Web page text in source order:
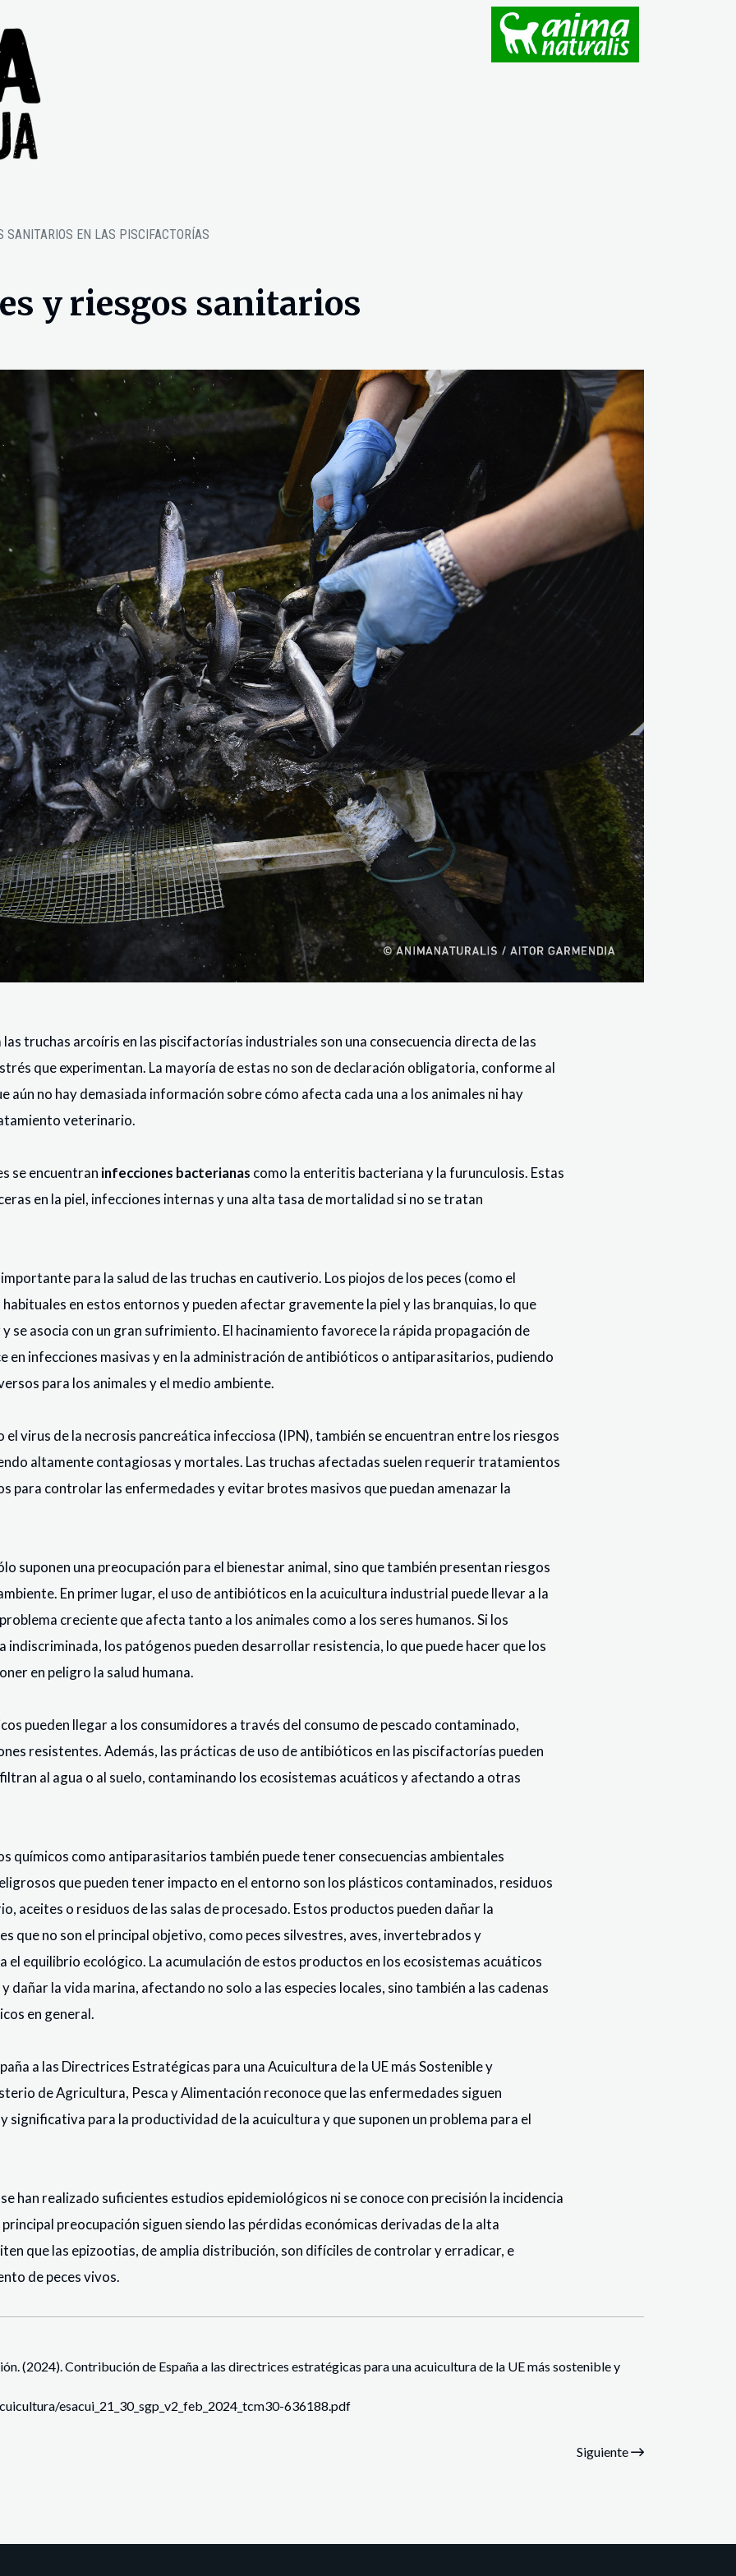
SANITARIOS EN LAS PISCIFACTORÍAS
y riesgos sanitarios
truchas arcoíris en las piscifactorías industriales son una consecuencia directa de las
que experimentan. La mayoría de estas no son de declaración obligatoria, conforme al
no hay demasiada información sobre cómo afecta cada una a los animales ni hay
veterinario.
se encuentran infecciones bacterianas como la enteritis bacteriana y la furunculosis. Estas
en la piel, infecciones internas y una alta tasa de mortalidad si no se tratan
para la salud de las truchas en cautiverio. Los piojos de los peces (como el
en estos entornos y pueden afectar gravemente la piel y las branquias, lo que
se asocia con un gran sufrimiento. El hacinamiento favorece la rápida propagación de
en infecciones masivas y en la administración de antibióticos o antiparasitarios, pudiendo
para los animales y el medio ambiente.
el virus de la necrosis pancreática infecciosa (IPN), también se encuentran entre los riesgos
altamente contagiosas y mortales. Las truchas afectadas suelen requerir tratamientos
para controlar las enfermedades y evitar brotes masivos que puedan amenazar la
suponen una preocupación para el bienestar animal, sino que también presentan riesgos
En primer lugar, el uso de antibióticos en la acuicultura industrial puede llevar a la
creciente que afecta tanto a los animales como a los seres humanos. Si los
indiscriminada, los patógenos pueden desarrollar resistencia, lo que puede hacer que los
en peligro la salud humana.
pueden llegar a los consumidores a través del consumo de pescado contaminado,
resistentes. Además, las prácticas de uso de antibióticos en las piscifactorías pueden
al agua o al suelo, contaminando los ecosistemas acuáticos y afectando a otras
químicos como antiparasitarios también puede tener consecuencias ambientales
que pueden tener impacto en el entorno son los plásticos contaminados, residuos
aceites o residuos de las salas de procesado. Estos productos pueden dañar la
que no son el principal objetivo, como peces silvestres, aves, invertebrados y
el equilibrio ecológico. La acumulación de estos productos en los ecosistemas acuáticos
dañar la vida marina, afectando no solo a las especies locales, sino también a las cadenas
en general.
a las Directrices Estratégicas para una Acuicultura de la UE más Sostenible y
de Agricultura, Pesca y Alimentación reconoce que las enfermedades siguen
para la productividad de la acuicultura y que suponen un problema para el
han realizado suficientes estudios epidemiológicos ni se conoce con precisión la incidencia
preocupación siguen siendo las pérdidas económicas derivadas de la alta
que las epizootias, de amplia distribución, son difíciles de controlar y erradicar, e
de peces vivos.
(2024). Contribución de España a las directrices estratégicas para una acuicultura de la UE más sostenible y
esacui_21_30_sgp_v2_feb_2024_tcm30-636188.pdf
Siguiente